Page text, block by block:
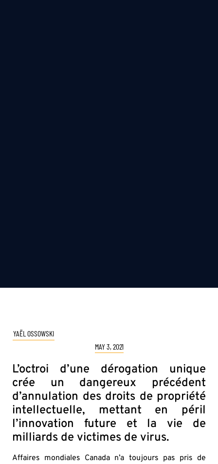
YAËL OSSOWSKI
MAY 3, 2021
L’octroi d’une dérogation unique
crée un dangereux précédent
d’annulation des droits de propriété
intellectuelle, mettant en péril
l’innovation future et la vie de
milliards de victimes de virus.
Affaires mondiales Canada n’a toujours pas pris de